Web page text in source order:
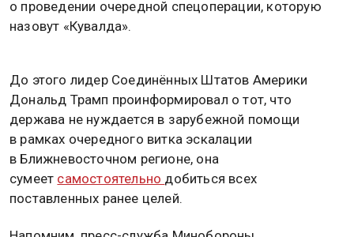
о проведении очередной спецоперации, которую
назовут «Кувалда».
До этого лидер Соединённых Штатов Америки
Дональд Трамп проинформировал о тот, что
держава не нуждается в зарубежной помощи
в рамках очередного витка эскалации
в Ближневосточном регионе, она
сумеет самостоятельно добиться всех
поставленных ранее целей.